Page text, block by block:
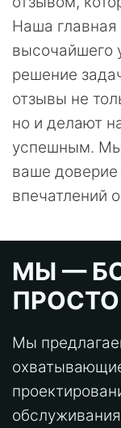
Наша
высочайшего
решение
отзывы не
но и делают
успешным. Мы
ваше
впечатлений
МЫ —
Мы